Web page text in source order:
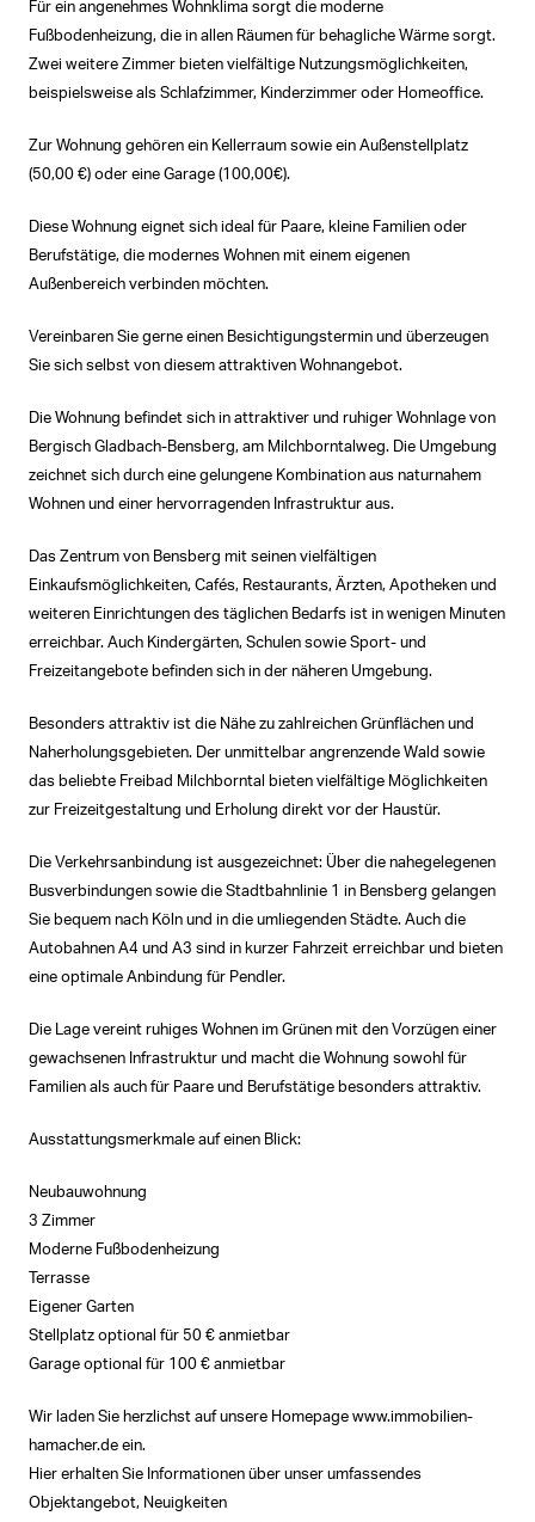
Für ein angenehmes Wohnklima sorgt die moderne
Fußbodenheizung, die in allen Räumen für behagliche Wärme sorgt.
Zwei weitere Zimmer bieten vielfältige Nutzungsmöglichkeiten,
beispielsweise als Schlafzimmer, Kinderzimmer oder Homeoffice.
Zur Wohnung gehören ein Kellerraum sowie ein Außenstellplatz
(50,00 €) oder eine Garage (100,00€).
Diese Wohnung eignet sich ideal für Paare, kleine Familien oder
Berufstätige, die modernes Wohnen mit einem eigenen
Außenbereich verbinden möchten.
Vereinbaren Sie gerne einen Besichtigungstermin und überzeugen
Sie sich selbst von diesem attraktiven Wohnangebot.
Die Wohnung befindet sich in attraktiver und ruhiger Wohnlage von
Bergisch Gladbach-Bensberg, am Milchborntalweg. Die Umgebung
zeichnet sich durch eine gelungene Kombination aus naturnahem
Wohnen und einer hervorragenden Infrastruktur aus.
Das Zentrum von Bensberg mit seinen vielfältigen
Einkaufsmöglichkeiten, Cafés, Restaurants, Ärzten, Apotheken und
weiteren Einrichtungen des täglichen Bedarfs ist in wenigen Minuten
erreichbar. Auch Kindergärten, Schulen sowie Sport- und
Freizeitangebote befinden sich in der näheren Umgebung.
Besonders attraktiv ist die Nähe zu zahlreichen Grünflächen und
Naherholungsgebieten. Der unmittelbar angrenzende Wald sowie
das beliebte Freibad Milchborntal bieten vielfältige Möglichkeiten
zur Freizeitgestaltung und Erholung direkt vor der Haustür.
Die Verkehrsanbindung ist ausgezeichnet: Über die nahegelegenen
Busverbindungen sowie die Stadtbahnlinie 1 in Bensberg gelangen
Sie bequem nach Köln und in die umliegenden Städte. Auch die
Autobahnen A4 und A3 sind in kurzer Fahrzeit erreichbar und bieten
eine optimale Anbindung für Pendler.
Die Lage vereint ruhiges Wohnen im Grünen mit den Vorzügen einer
gewachsenen Infrastruktur und macht die Wohnung sowohl für
Familien als auch für Paare und Berufstätige besonders attraktiv.
Ausstattungsmerkmale auf einen Blick:
Neubauwohnung
3 Zimmer
Moderne Fußbodenheizung
Terrasse
Eigener Garten
Stellplatz optional für 50 € anmietbar
Garage optional für 100 € anmietbar
Wir laden Sie herzlichst auf unsere Homepage www.immobilien-
hamacher.de ein.
Hier erhalten Sie Informationen über unser umfassendes
Objektangebot, Neuigkeiten